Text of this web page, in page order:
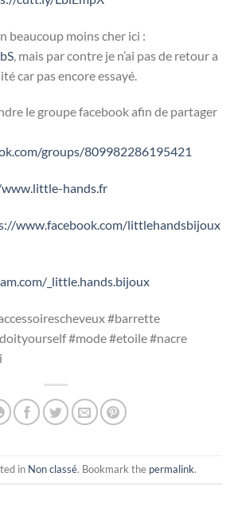
beaucoup moins cher ici :
, mais par contre je n’ai pas de retour a
car pas encore essayé.
le groupe facebook afin de partager
groups/809982286195421
hands.fr
www.facebook.com/littlehandsbijoux
_little.hands.bijoux
#barrette
#mode #etoile #nacre
in Non classé. Bookmark the permalink.